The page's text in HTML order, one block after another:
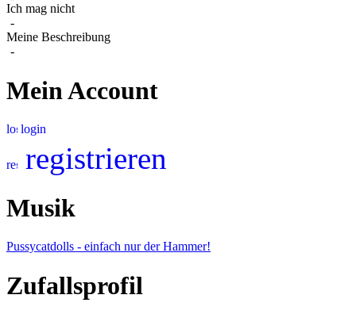
Ich mag nicht
-
Meine Beschreibung
-
Mein Account
login
registrieren
Musik
Pussycatdolls - einfach nur der Hammer!
Zufallsprofil